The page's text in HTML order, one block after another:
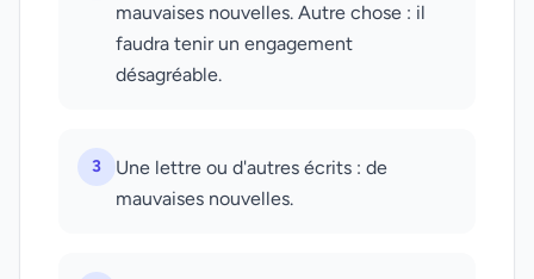
mauvaises nouvelles. Autre chose : il
faudra tenir un engagement
désagréable.
3
Une lettre ou d'autres écrits : de
mauvaises nouvelles.